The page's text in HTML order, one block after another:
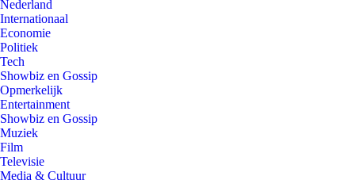
Nederland
Internationaal
Economie
Politiek
Tech
Showbiz en Gossip
Opmerkelijk
Entertainment
Showbiz en Gossip
Muziek
Film
Televisie
Media & Cultuur